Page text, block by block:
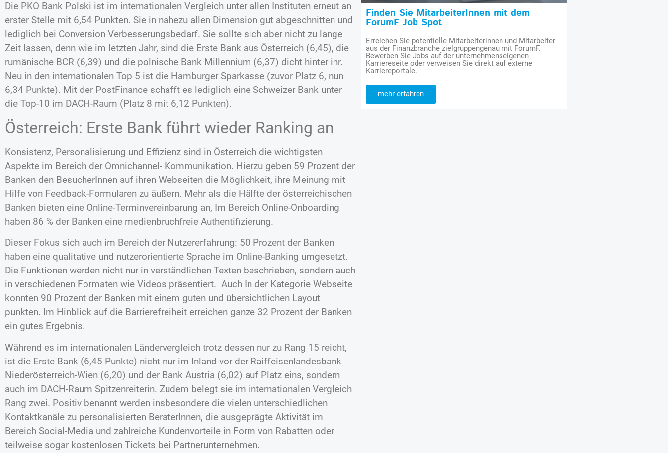
Die PKO Bank Polski ist im internationalen Vergleich unter allen Instituten erneut an
erster Stelle mit 6,54 Punkten. Sie in nahezu allen Dimension gut abgeschnitten und
lediglich bei Conversion Verbesserungsbedarf. Sie sollte sich aber nicht zu lange
Zeit lassen, denn wie im letzten Jahr, sind die Erste Bank aus Österreich (6,45), die
rumänische BCR (6,39) und die polnische Bank Millennium (6,37) dicht hinter ihr.
Neu in den internationalen Top 5 ist die Hamburger Sparkasse (zuvor Platz 6, nun
6,34 Punkte). Mit der PostFinance schafft es lediglich eine Schweizer Bank unter
die Top-10 im DACH-Raum (Platz 8 mit 6,12 Punkten).
Österreich: Erste Bank führt wieder Ranking an
Konsistenz, Personalisierung und Effizienz sind in Österreich die wichtigsten
Aspekte im Bereich der Omnichannel- Kommunikation. Hierzu geben 59 Prozent der
Banken den BesucherInnen auf ihren Webseiten die Möglichkeit, ihre Meinung mit
Hilfe von Feedback-Formularen zu äußern. Mehr als die Hälfte der österreichischen
Banken bieten eine Online-Terminvereinbarung an, Im Bereich Online-Onboarding
haben 86 % der Banken eine medienbruchfreie Authentifizierung.
Dieser Fokus sich auch im Bereich der Nutzererfahrung: 50 Prozent der Banken
haben eine qualitative und nutzerorientierte Sprache im Online-Banking umgesetzt.
Die Funktionen werden nicht nur in verständlichen Texten beschrieben, sondern auch
in verschiedenen Formaten wie Videos präsentiert. ​ Auch In der Kategorie Webseite
konnten 90 Prozent der Banken mit einem guten und übersichtlichen Layout
punkten. Im Hinblick auf die Barrierefreiheit erreichen ganze 32 Prozent der Banken
ein gutes Ergebnis.
Während es im internationalen Ländervergleich trotz dessen nur zu Rang 15 reicht,
ist die Erste Bank (6,45 Punkte) nicht nur im Inland vor der Raiffeisenlandesbank
Niederösterreich-Wien (6,20) und der Bank Austria (6,02) auf Platz eins, sondern
auch im DACH-Raum Spitzenreiterin. Zudem belegt sie im internationalen Vergleich
Rang zwei. Positiv benannt werden insbesondere die vielen unterschiedlichen
Kontaktkanäle zu personalisierten BeraterInnen, die ausgeprägte Aktivität im
Bereich Social-Media und zahlreiche Kundenvorteile in Form von Rabatten oder
teilweise sogar kostenlosen Tickets bei Partnerunternehmen.
Finden Sie MitarbeiterInnen mit dem
ForumF Job Spot
Erreichen Sie potentielle Mitarbeiterinnen und Mitarbeiter
aus der Finanzbranche zielgruppengenau mit ForumF.
Bewerben Sie Jobs auf der unternehmenseigenen
Karriereseite oder verweisen Sie direkt auf externe
Karriereportale.
mehr erfahren